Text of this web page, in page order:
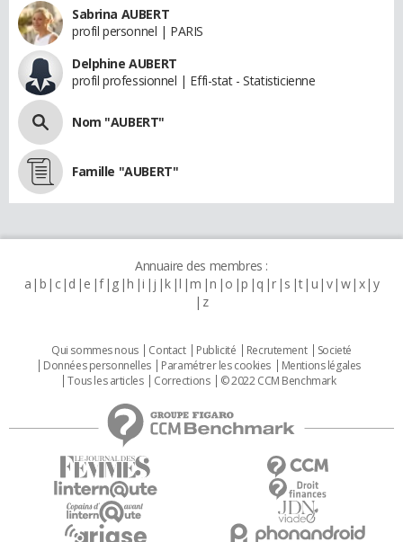
Sabrina AUBERT
profil personnel | PARIS
Delphine AUBERT
profil professionnel | Effi-stat - Statisticienne
Nom "AUBERT"
Famille "AUBERT"
Annuaire des membres :
a b c d e f g h i j k l m n o p q r s t u v w x y
z
Qui sommes nous Contact Publicité Recrutement
Societé
Données personnelles
Paramétrer les cookies
Mentions légales
Tous les articles
Corrections © 2022 CCM Benchmark